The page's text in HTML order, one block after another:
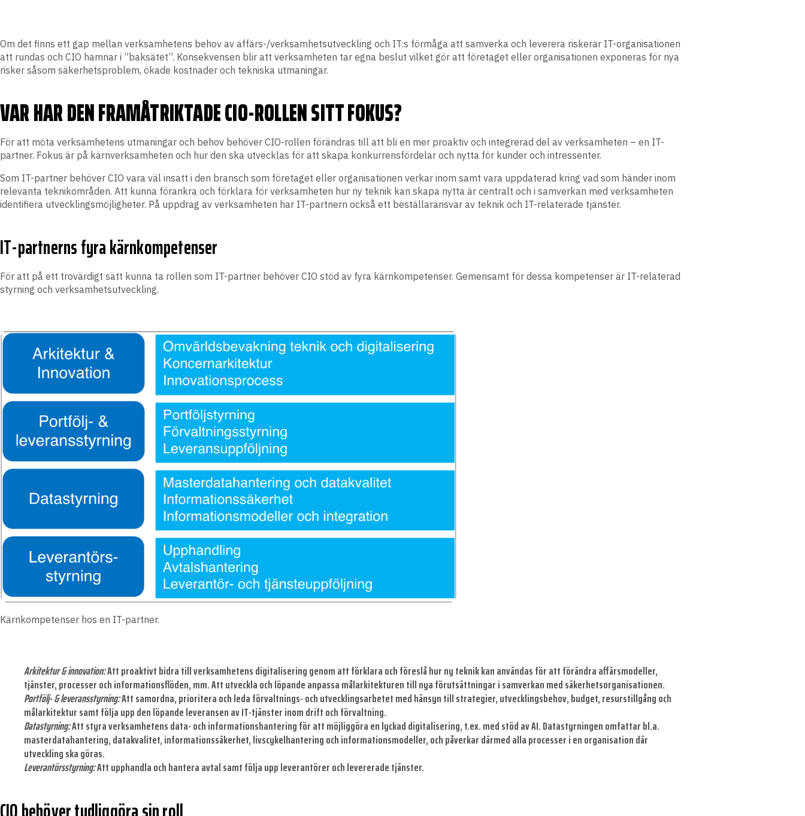
Om det finns ett gap mellan verksamhetens behov av affärs-/verksamhetsutveckling och IT:s förmåga att samverka och leverera riskerar IT-organisationen
att rundas och CIO hamnar i ”baksätet”. Konsekvensen blir att verksamheten tar egna beslut vilket gör att företaget eller organisationen exponeras för nya
risker såsom säkerhetsproblem, ökade kostnader och tekniska utmaningar.
VAR HAR DEN FRAMÅTRIKTADE CIO-ROLLEN SITT FOKUS?
För att möta verksamhetens utmaningar och behov behöver CIO-rollen förändras till att bli en mer proaktiv och integrerad del av verksamheten – en IT-
partner. Fokus är på kärnverksamheten och hur den ska utvecklas för att skapa konkurrensfördelar och nytta för kunder och intressenter.
Som IT-partner behöver CIO vara väl insatt i den bransch som företaget eller organisationen verkar inom samt vara uppdaterad kring vad som händer inom
relevanta teknikområden. Att kunna förankra och förklara för verksamheten hur ny teknik kan skapa nytta är centralt och i samverkan med verksamheten
identifiera utvecklingsmöjligheter. På uppdrag av verksamheten har IT-partnern också ett beställaransvar av teknik och IT-relaterade tjänster.
IT-partnerns fyra kärnkompetenser
För att på ett trovärdigt sätt kunna ta rollen som IT-partner behöver CIO stöd av fyra kärnkompetenser. Gemensamt för dessa kompetenser är IT-relaterad
styrning och verksamhetsutveckling.
Kärnkompetenser hos en IT-partner.
Arkitektur & innovation:Att proaktivt bidra till verksamhetens digitalisering genom att förklara och föreslå hur ny teknik kan användas för att förändra affärsmodeller,
tjänster, processer och informationsflöden, mm. Att utveckla och löpande anpassa målarkitekturen till nya förutsättningar i samverkan med säkerhetsorganisationen.
Portfölj- & leveransstyrning:Att samordna, prioritera och leda förvaltnings- och utvecklingsarbetet med hänsyn till strategier, utvecklingsbehov, budget, resurstillgång och
målarkitektur samt följa upp den löpande leveransen av IT-tjänster inom drift och förvaltning.
Datastyrning:Att styra verksamhetens data- och informationshantering för att möjliggöra en lyckad digitalisering, t.ex. med stöd av AI. Datastyrningen omfattar bl.a.
masterdatahantering, datakvalitet, informationssäkerhet, livscykelhantering och informationsmodeller, och påverkar därmed alla processer i en organisation där
utveckling ska göras.
Leverantörsstyrning:Att upphandla och hantera avtal samt följa upp leverantörer och levererade tjänster.